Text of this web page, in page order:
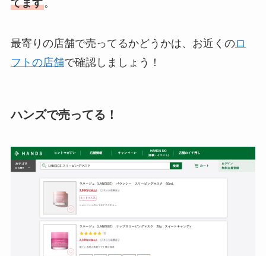
てます。
最寄りの店舗で売ってるかどうかは、お近くのロ
フトの店舗で確認しましょう！
ハンズで売ってる！